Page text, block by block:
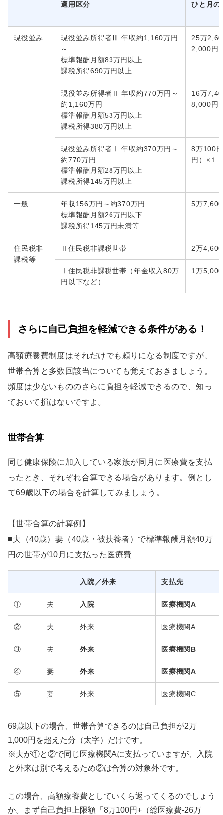
適用区分 ひと月の
現役並み
現役並み所得者Ⅲ 年収約1,160万円
～
標準報酬月額83万円以上
課税所得690万円以上
25万
2,000円
現役並み所得者Ⅱ 年収約770万円～
約1,160万円
標準報酬月額53万円以上
課税所得380万円以上
16万
8,000円
現役並み所得者Ⅰ 年収約370万円～
約770万円
標準報酬月額28万円以上
課税所得145万円以上
8万100
円）×１
一般
年収156万円～約370万円
標準報酬月額26万円以下
課税所得145万円未満等
5万
住民税非
課税等
Ⅱ住民税非課税世帯 2万
Ⅰ住民税非課税世帯（年金収入80万
円以下など）
1万
さらに自己負担を軽減できる条件がある！
高額療養費制度はそれだけでも頼りになる制度ですが、
世帯合算と多数回該当についても覚えておきましょう。
頻度は少ないもののさらに負担を軽減できるので、知っ
ておいて損はないですよ。
世帯合算
同じ健康保険に加入している家族が同月に医療費を支払
ったとき、それぞれ合算できる場合があります。例とし
て69歳以下の場合を計算してみましょう。
【世帯合算の計算例】
■夫（40歳）妻（40歳・被扶養者）で標準報酬月額40万
円の世帯が10月に支払った医療費
入院／外来 支払先
① 夫 入院 医療機関A
② 夫 外来 医療機関A
③ 夫 外来 医療機関B
④ 妻 外来 医療機関A
⑤ 妻 外来 医療機関C
69歳以下の場合、世帯合算できるのは自己負担が2万
1,000円を超えた分（太字）だけです。
※夫が①と②で同じ医療機関Aに支払っていますが、入院
と外来は別で考えるため②は合算の対象外です。
この場合、高額療養費としていくら返ってくるのでしょう
か。まず自己負担上限額「8万100円+（総医療費-26万